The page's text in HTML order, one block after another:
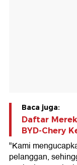
Baca juga:
Daftar
BYD-Chery
"Kami
pelanggan,